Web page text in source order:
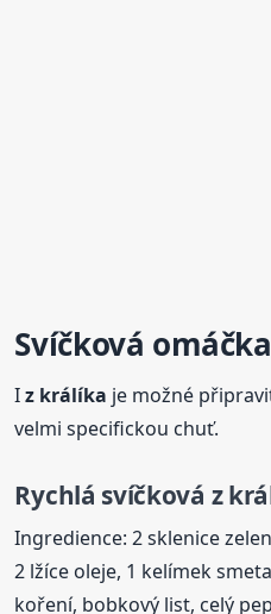
Svíčková omáčka
Iz králíka je možné
velmi specifickou chuť.
Rychlá svíčková z
Ingredience: 2 sklenice
2 lžíce oleje, 1 kelímek
koření, bobkový list, celý